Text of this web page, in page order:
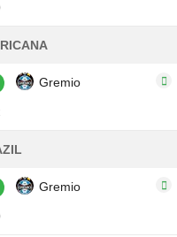
Gremio
Gremio